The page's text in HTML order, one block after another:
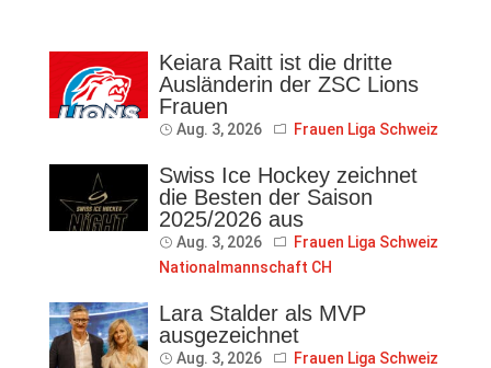
Keiara Raitt ist die dritte
Ausländerin der ZSC Lions
Frauen
Aug. 3, 2026 Frauen Liga Schweiz
Swiss Ice Hockey zeichnet
die Besten der Saison
2025/2026 aus
Aug. 3, 2026
Frauen Liga Schweiz
Nationalmannschaft CH
Lara Stalder als MVP
ausgezeichnet
Aug. 3, 2026 Frauen Liga Schweiz